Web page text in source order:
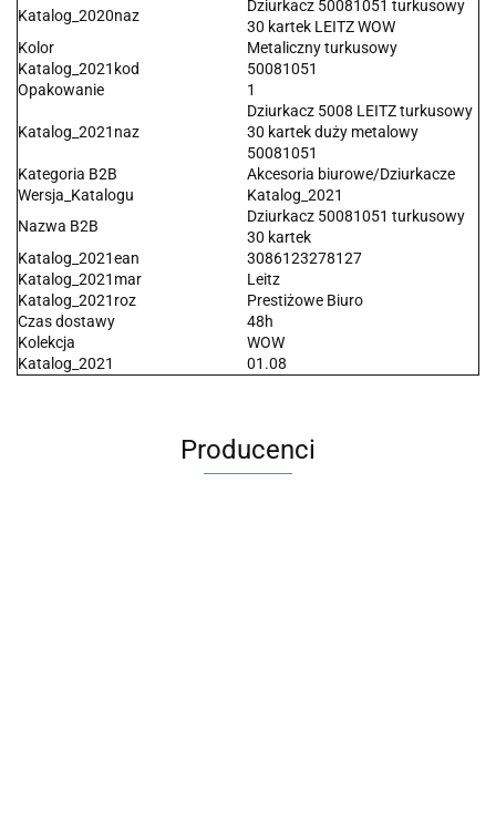
Katalog_2020naz
Dziurkacz 50081051 turkusowy
30 kartek LEITZ WOW
Kolor
Metaliczny turkusowy
Katalog_2021kod
50081051
Opakowanie
1
Katalog_2021naz
Dziurkacz 5008 LEITZ turkusowy
30 kartek duży metalowy
50081051
Kategoria B2B
Akcesoria biurowe/Dziurkacze
Wersja_Katalogu
Katalog_2021
Nazwa B2B
Dziurkacz 50081051 turkusowy
30 kartek
Katalog_2021ean
3086123278127
Katalog_2021mar
Leitz
Katalog_2021roz
Prestiżowe Biuro
Czas dostawy
48h
Kolekcja
WOW
Katalog_2021
01.08
Producenci